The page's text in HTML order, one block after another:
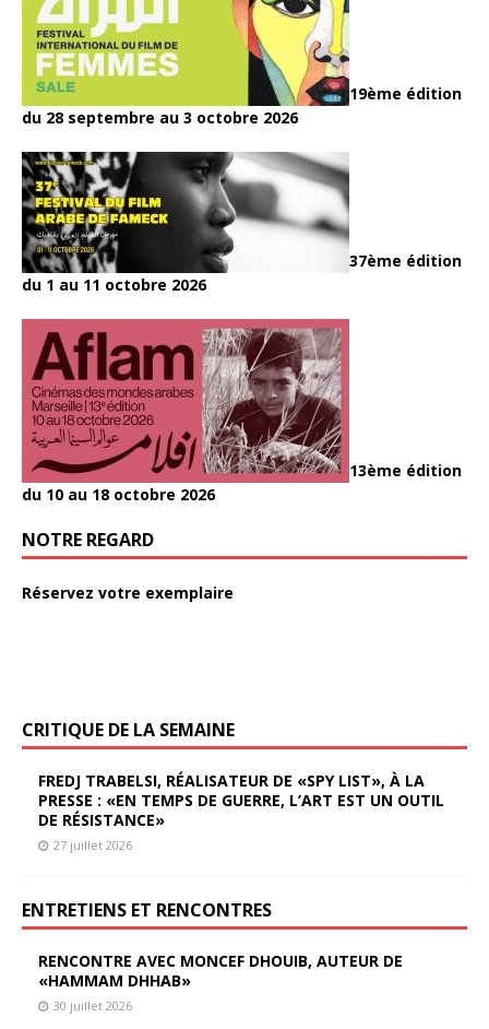
19ème édition
du 28 septembre au 3 octobre 2026
37ème édition
du 1 au 11 octobre 2026
13ème édition
du 10 au 18 octobre 2026
NOTRE REGARD
Réservez votre exemplaire
CRITIQUE DE LA SEMAINE
FREDJ TRABELSI, RÉALISATEUR DE «SPY LIST», À LA
PRESSE : «EN TEMPS DE GUERRE, L’ART EST UN OUTIL
DE RÉSISTANCE»
27 juillet 2026
ENTRETIENS ET RENCONTRES
RENCONTRE AVEC MONCEF DHOUIB, AUTEUR DE
«HAMMAM DHHAB»
30 juillet 2026